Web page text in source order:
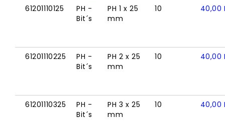
61201110125
PH -
Bit´s
PH 1 x 25
mm
10 40,00
61201110225
PH -
Bit´s
PH 2 x 25
mm
10 40,00
61201110325
PH -
Bit´s
PH 3 x 25
mm
10 40,00